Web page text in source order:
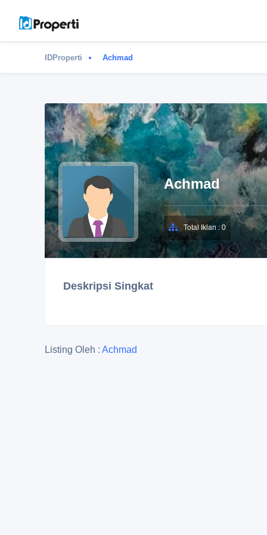
IDProperti Achmad
Achmad
Total Iklan : 0
Deskripsi Singkat
Listing Oleh : Achmad